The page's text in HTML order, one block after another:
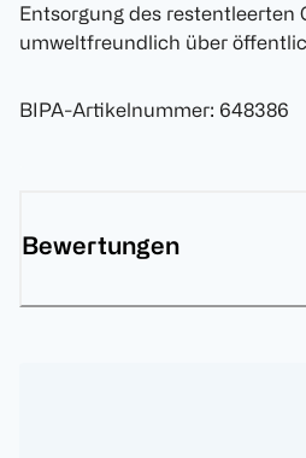
Entsorgung des restentleerten
umweltfreundlich über
BIPA-Artikelnummer: 648386
Bewertungen